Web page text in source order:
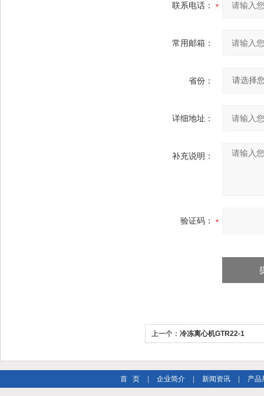
联系电话：
常用邮箱：
省份：
详细地址：
补充说明：
验证码：
上一个： 冷冻离心机GTR22-1
首 页 企业简介 新闻资讯 产品